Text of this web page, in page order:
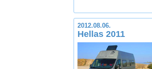
2012.08.06.
Hellas 2011